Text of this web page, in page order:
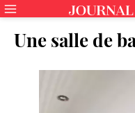
Une salle de